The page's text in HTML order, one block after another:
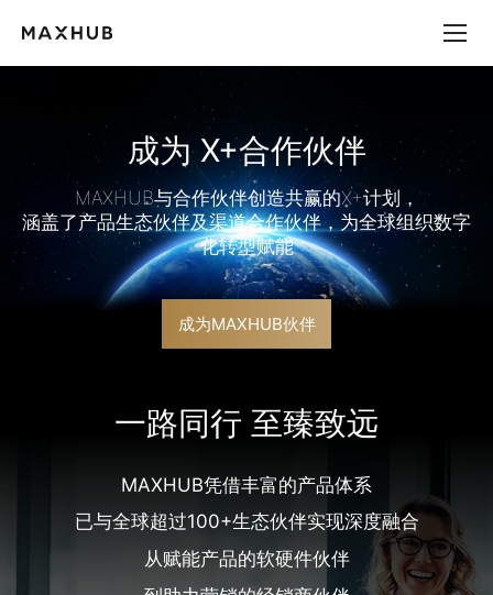
X+合
成为 X+合作伙伴
MAXHUB与合作伙伴创造共赢的X+计划，
涵盖了产品生态伙伴及渠道合作伙伴，为全球组织数字
化转型赋能
成为MAXHUB伙伴
一路同行 至臻致远
MAXHUB凭借丰富的产品体系
已与全球超过100+生态伙伴实现深度融合
从赋能产品的软硬件伙伴
400-168-9545
MAXHUB官方服务中心
线下体验店
MAXHUB 服务官方微博